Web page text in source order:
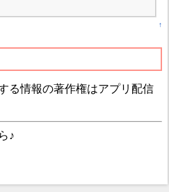
↑
る情報の著作権はアプリ配信
♪